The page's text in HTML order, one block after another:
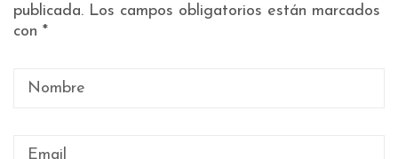
publicada. Los campos obligatorios están marcados
con *